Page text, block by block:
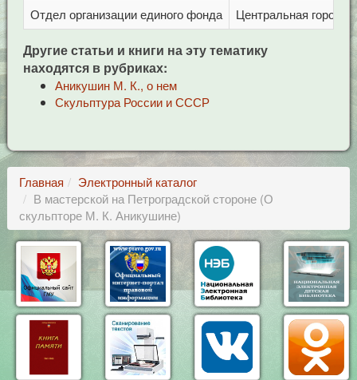
Отдел организации единого фонда Центральная
Другие статьи и книги на эту тематику
находятся в рубриках:
Аникушин М. К., о нем
Скульптура России и СССР
Главная
Электронный каталог
В мастерской на Петроградской стороне (О
скульпторе М. К. Аникушине)